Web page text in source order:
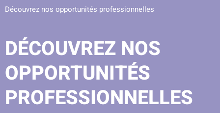
Découvrez nos opportunités professionnelles
DÉCOUVREZ NOS
OPPORTUNITÉS
PROFESSIONNELLES